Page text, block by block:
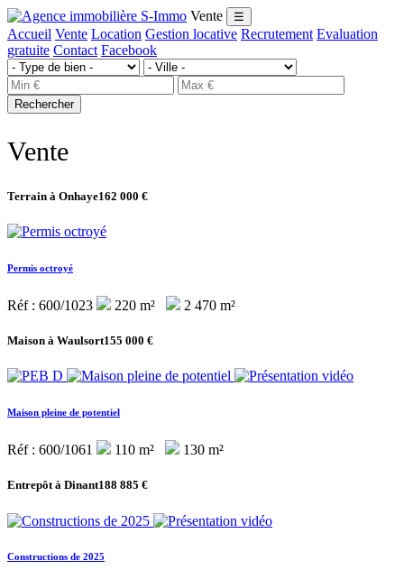
Vente ☰
Accueil Vente Location Gestion locative Recrutement Evaluation
gratuite Contact Facebook
Rechercher
Vente
Terrain à Onhaye162 000 €
Permis octroyé
Réf : 600/1023 220 m² 2 470 m²
Maison à Waulsort155 000 €
Maison pleine de potentiel
Réf : 600/1061 110 m² 130 m²
Entrepôt à Dinant188 885 €
Constructions de 2025